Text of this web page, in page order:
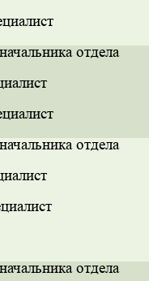
отдела
отдела
отдела